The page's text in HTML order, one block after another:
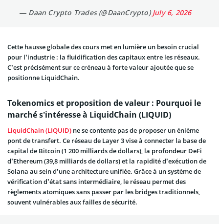
— Daan Crypto Trades (@DaanCrypto)July 6, 2026
Cette hausse globale des cours met en lumière un besoin crucial
pour l’industrie : la fluidification des capitaux entre les réseaux.
C’est précisément sur ce créneau à forte valeur ajoutée que se
positionne LiquidChain.
Tokenomics et proposition de valeur : Pourquoi le
marché s’intéresse à LiquidChain (LIQUID)
LiquidChain (LIQUID) ne se contente pas de proposer un énième
pont de transfert. Ce réseau de Layer 3 vise à connecter la base de
capital de Bitcoin (1 200 milliards de dollars), la profondeur DeFi
d’Ethereum (39,8 milliards de dollars) et la rapidité d’exécution de
Solana au sein d’une architecture unifiée. Grâce à un système de
vérification d’état sans intermédiaire, le réseau permet des
règlements atomiques sans passer par les bridges traditionnels,
souvent vulnérables aux failles de sécurité.